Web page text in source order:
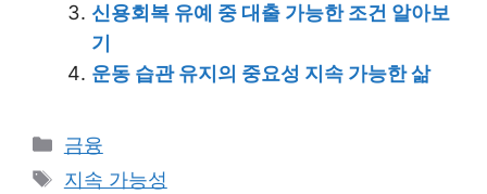
신용회복 유예 중 대출 가능한 조건 알아보
기
운동 습관 유지의 중요성 지속 가능한 삶
Categories
금융
Tags
지속 가능성